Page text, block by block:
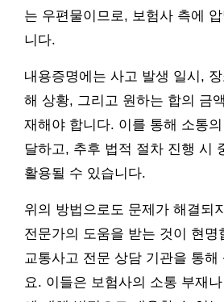
는 우편물이므로, 보험사 측에
니다.
내용증명에는 사고 발생 일시,
해 상황, 그리고 원하는 합의 금
재해야 합니다. 이를 통해 소통
달하고, 추후 법적 절차 진행 시
활용될 수 있습니다.
위의 방법으로도 문제가 해결되
전문가의 도움을 받는 것이 현명
교통사고 전문 상담 기관을 통해
요. 이들은 보험사의 소통 부재